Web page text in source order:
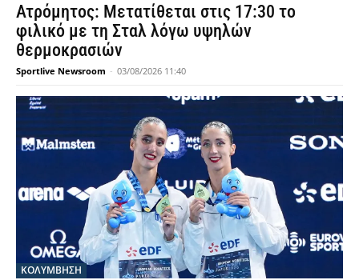
Ατρόμητος: Μετατίθεται στις 17:30 το
φιλικό με τη Σταλ λόγω υψηλών
θερμοκρασιών
Sportlive Newsroom - 03/08/2026 11:40
ΚΟΛΥΜΒΗΣΗ